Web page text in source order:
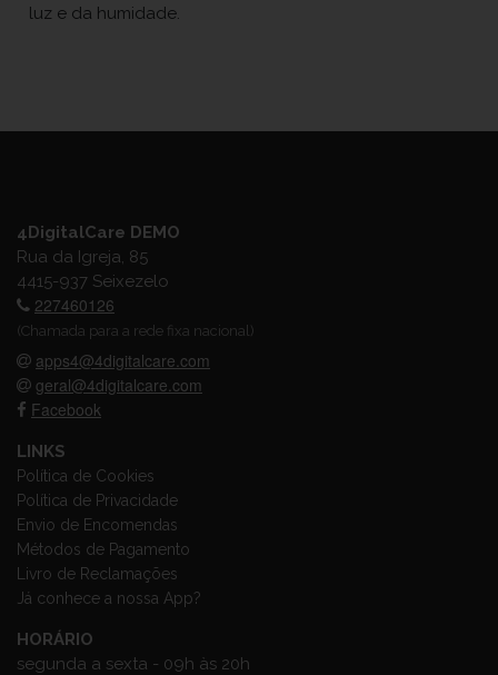
luz e da humidade.
4DigitalCare DEMO
Rua da Igreja, 85
4415-937 Seixezelo
227460126
(Chamada para a rede fixa nacional)
apps4@4digitalcare.com
geral@4digitalcare.com
Facebook
LINKS
Política de Cookies
Política de Privacidade
Envio de Encomendas
Métodos de Pagamento
Livro de Reclamações
Já conhece a nossa App?
HORÁRIO
segunda a sexta - 09h às 20h